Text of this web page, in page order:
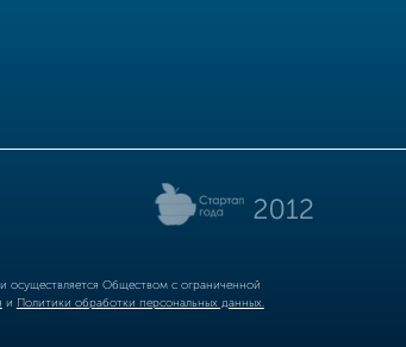
осуществляется Обществом с ограниченной
и Политики обработки персональных данных.